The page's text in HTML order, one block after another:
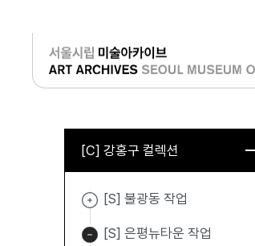
로그인
[C] 강홍구 컬렉션
[S] 불광동 작업
[S] 은평뉴타운 작업